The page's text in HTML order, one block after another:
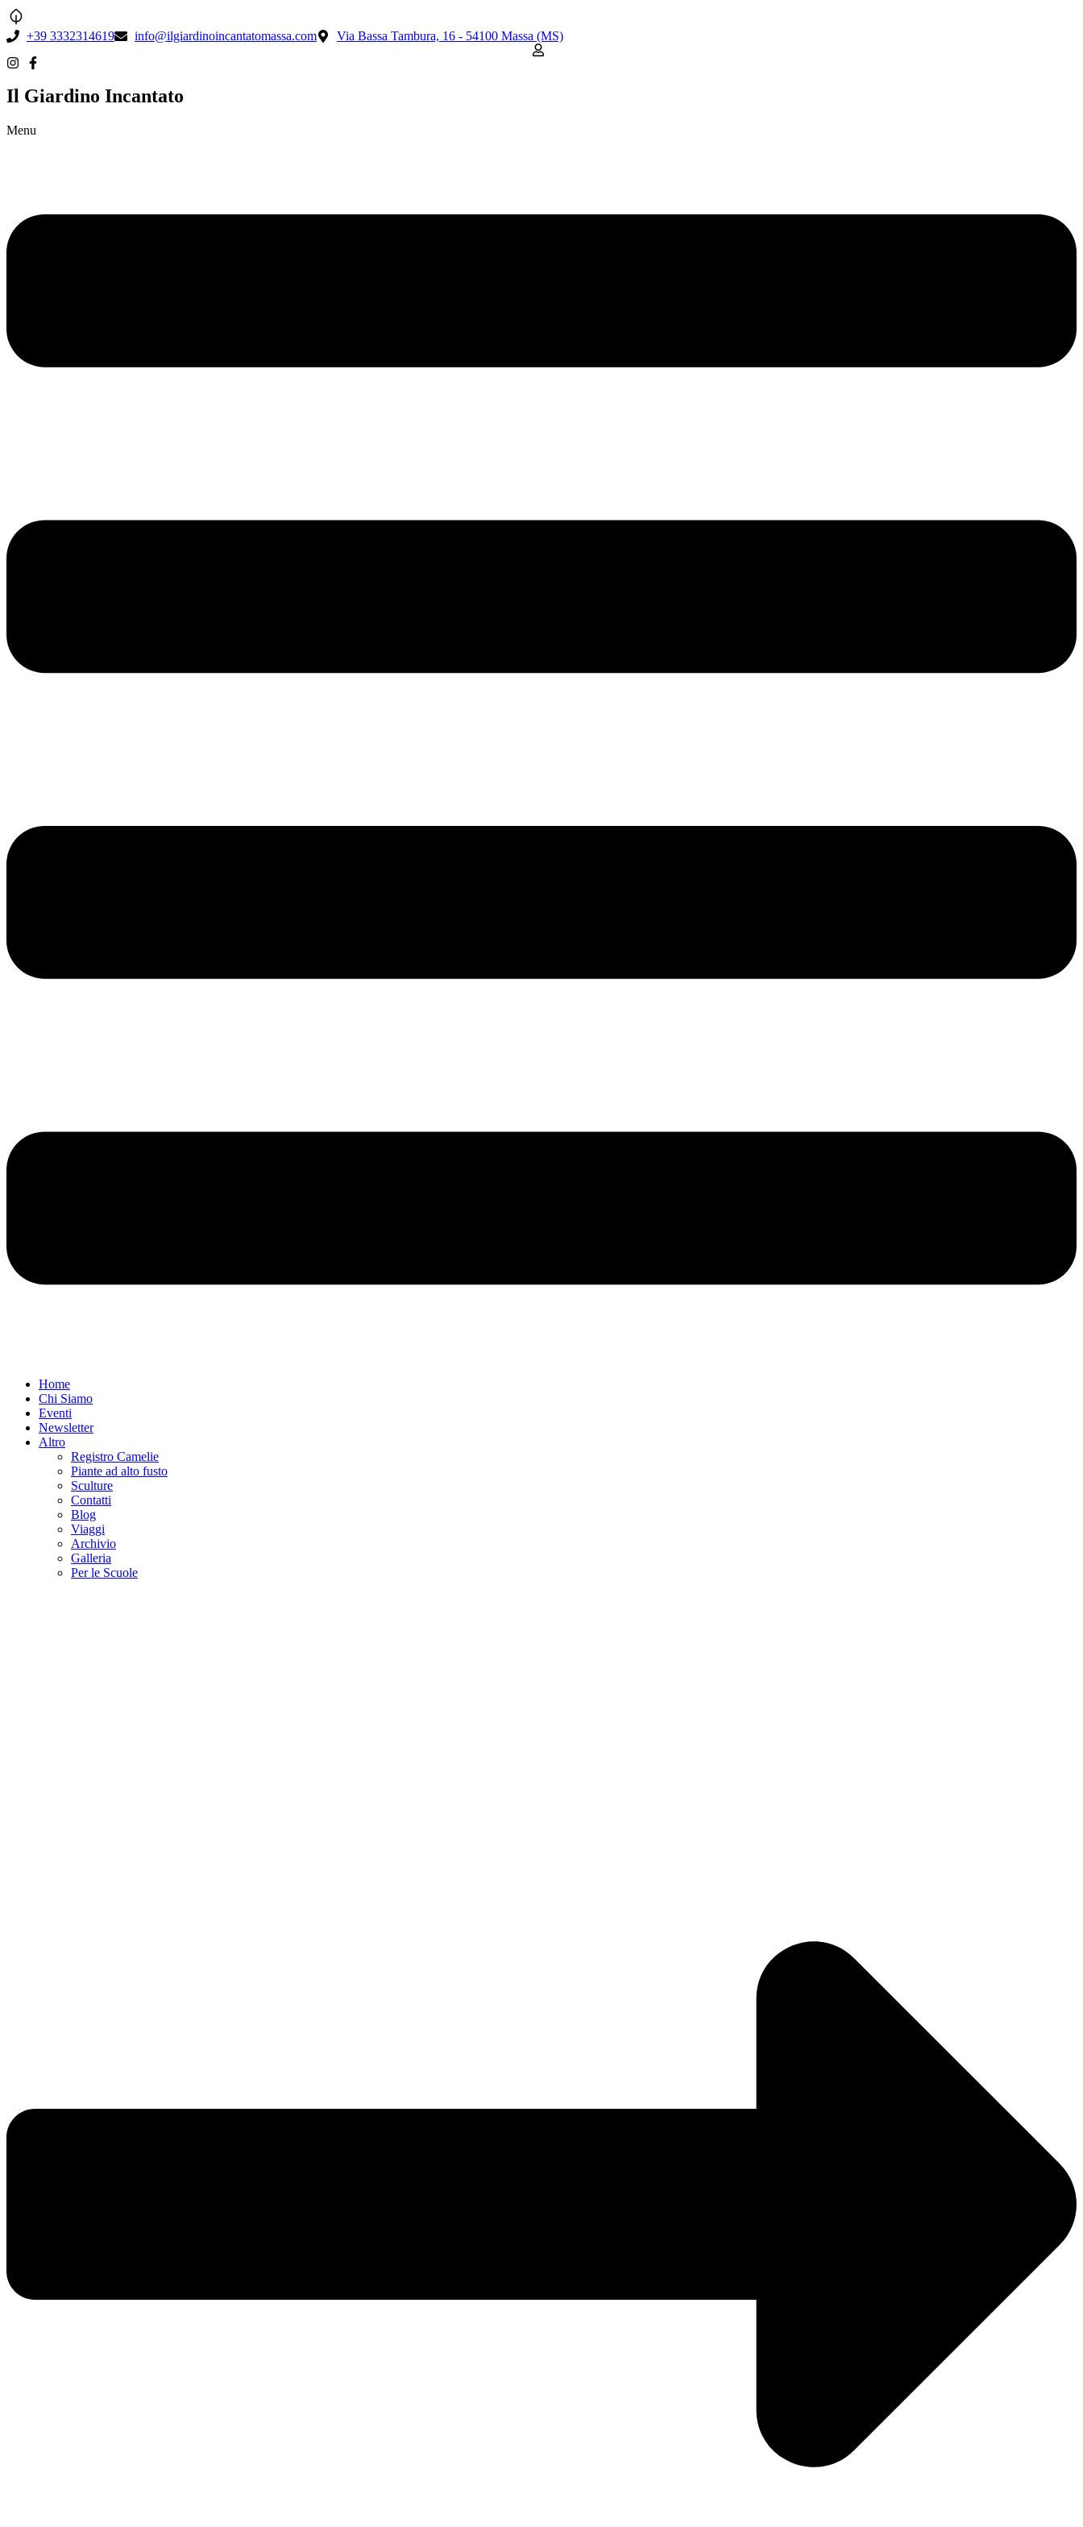
+39 3332314619 info@ilgiardinoincantatomassa.com Via Bassa Tambura, 16 - 54100 Massa (MS)
Il Giardino Incantato
Menu
Home
Chi Siamo
Eventi
Newsletter
Altro
Registro Camelie
Piante ad alto fusto
Sculture
Contatti
Blog
Viaggi
Archivio
Galleria
Per le Scuole